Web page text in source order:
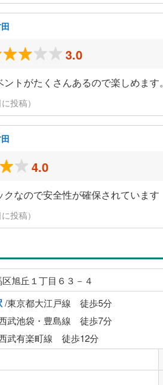
3.0
トがたくさんあるので楽しめます。
投稿）
4.0
なので安全性が確保されています
投稿）
旭丘１丁目６３－４
/東京都大江戸線 徒歩5分
武池袋・豊島線 徒歩7分
武有楽町線 徒歩12分